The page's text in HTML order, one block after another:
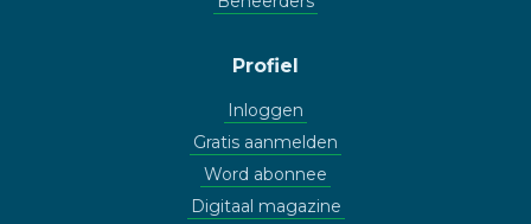
Profiel
Inloggen
Gratis aanmelden
Word abonnee
Digitaal magazine